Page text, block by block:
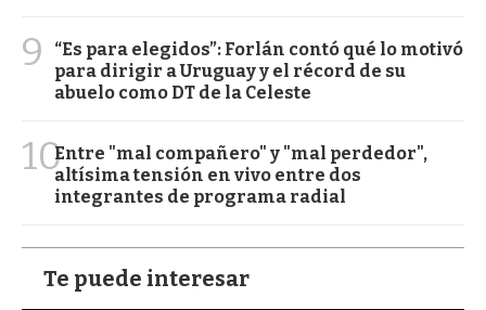
9
“Es para elegidos”: Forlán contó qué lo motivó
para dirigir a Uruguay y el récord de su
abuelo como DT de la Celeste
10Entre "mal compañero" y "mal perdedor",
altísima tensión en vivo entre dos
integrantes de programa radial
Te puede interesar